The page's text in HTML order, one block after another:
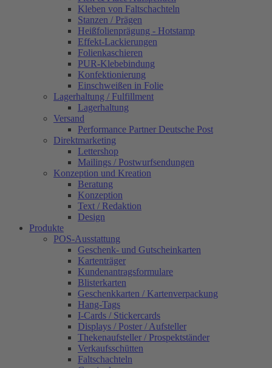
Kleben von Faltschachteln
Stanzen / Prägen
Heißfolienprägung - Hotstamp
Effekt-Lackierungen
Folienkaschieren
PUR-Klebebindung
Konfektionierung
Einschweißen in Folie
Lagerhaltung / Fulfillment
Lagerhaltung
Versand
Performance Partner Deutsche Post
Direktmarketing
Lettershop
Mailings / Postwurfsendungen
Konzeption und Kreation
Beratung
Konzeption
Text / Redaktion
Design
Produkte
POS-Ausstattung
Geschenk- und Gutscheinkarten
Kartenträger
Kundenantragsformulare
Blisterkarten
Geschenkkarten / Kartenverpackung
Hang-Tags
I-Cards / Stickercards
Displays / Poster / Aufsteller
Thekenaufsteller / Prospektständer
Verkaufsschütten
Faltschachteln